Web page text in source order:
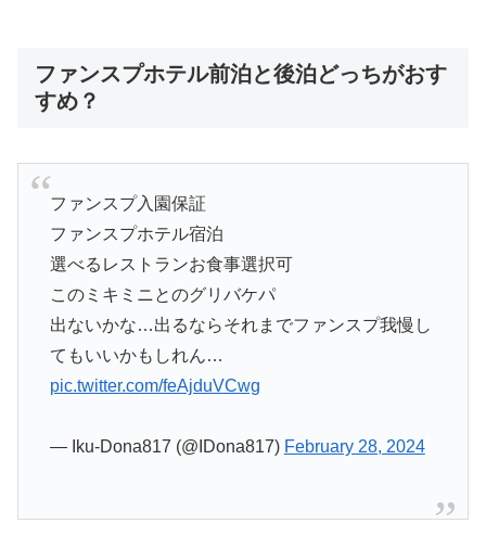
ファンスプホテル前泊と後泊どっちがおす
すめ？
ファンスプ入園保証
ファンスプホテル宿泊
選べるレストランお食事選択可
このミキミニとのグリバケパ
出ないかな…出るならそれまでファンスプ我慢し
てもいいかもしれん…
pic.twitter.com/feAjduVCwg
— Iku-Dona817 (@IDona817) February 28, 2024